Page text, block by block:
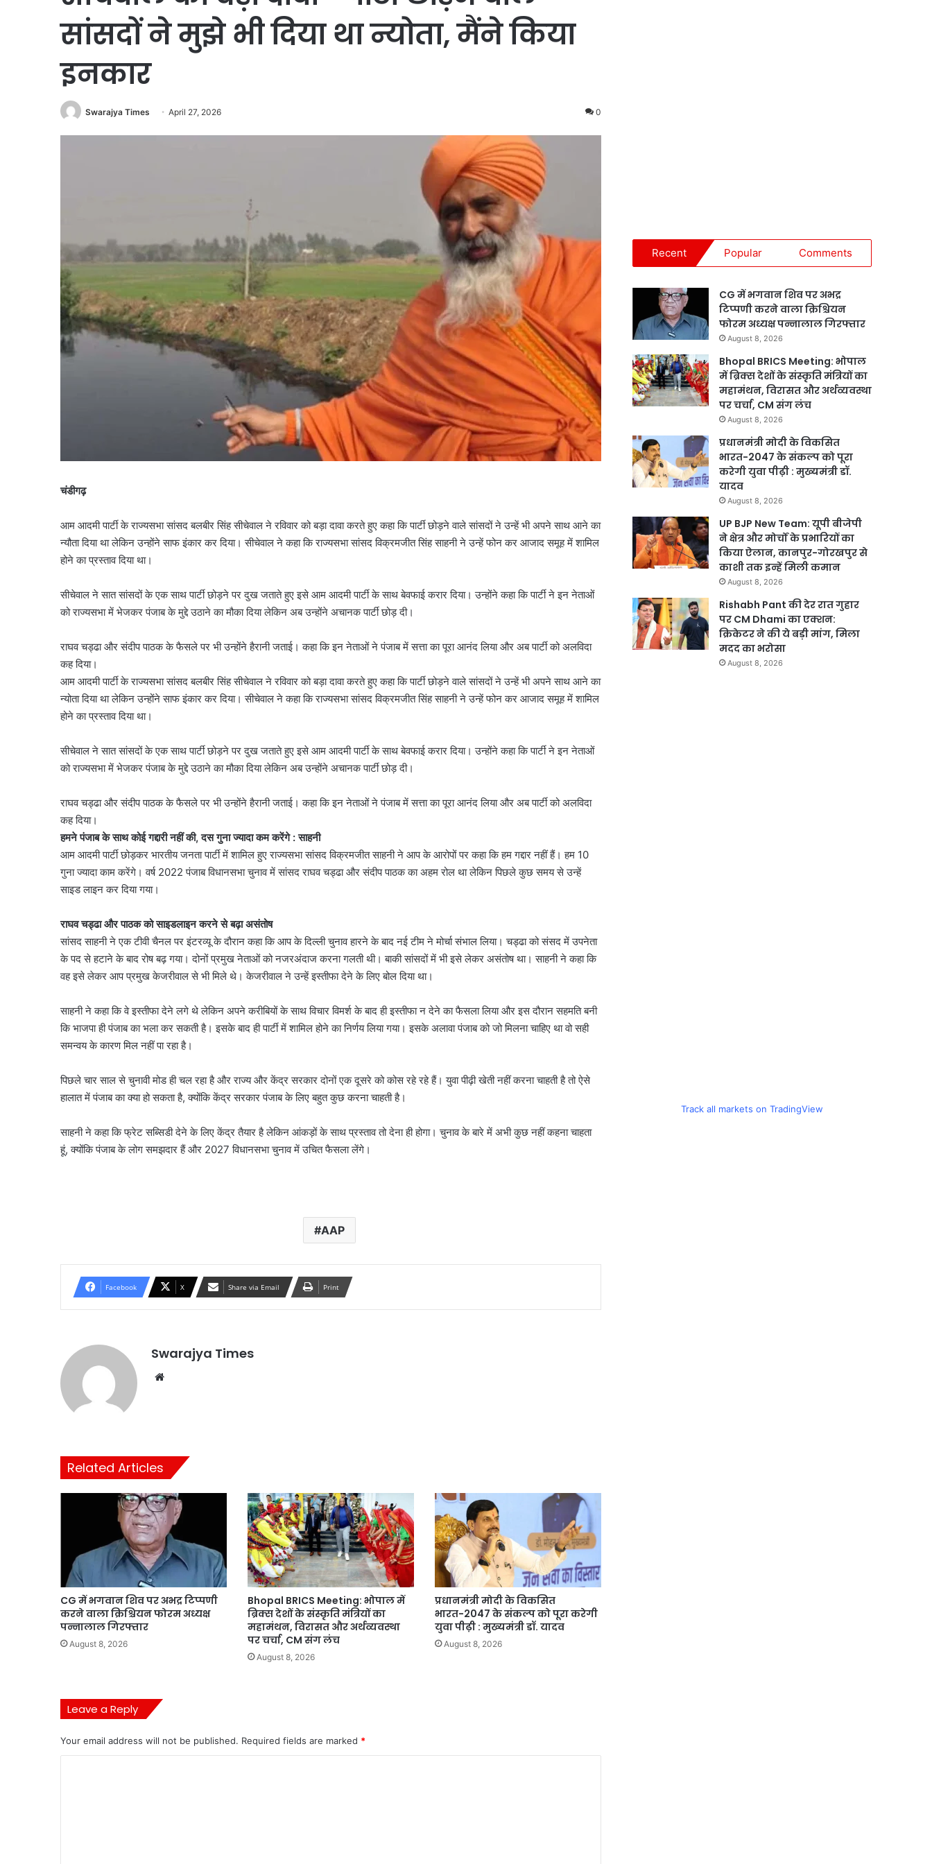
सांसदों ने मुझे भी दिया था न्योता, मैंने किया
इनकार
Swarajya Times April 27, 2026 0
चंडीगढ़
आम आदमी पार्टी के राज्यसभा सांसद बलबीर सिंह सीचेवाल ने रविवार को बड़ा दावा करते हुए कहा कि पार्टी छोड़ने वाले सांसदों ने उन्हें भी अपने साथ आने का
न्यौता दिया था लेकिन उन्होंने साफ इंकार कर दिया। सीचेवाल ने कहा कि राज्यसभा सांसद विक्रमजीत सिंह साहनी ने उन्हें फोन कर आजाद समूह में शामिल
होने का प्रस्ताव दिया था।
सीचेवाल ने सात सांसदों के एक साथ पार्टी छोड़ने पर दुख जताते हुए इसे आम आदमी पार्टी के साथ बेवफाई करार दिया। उन्होंने कहा कि पार्टी ने इन नेताओं
को राज्यसभा में भेजकर पंजाब के मुद्दे उठाने का मौका दिया लेकिन अब उन्होंने अचानक पार्टी छोड़ दी।
राघव चड्ढा और संदीप पाठक के फैसले पर भी उन्होंने हैरानी जताई। कहा कि इन नेताओं ने पंजाब में सत्ता का पूरा आनंद लिया और अब पार्टी को अलविदा
कह दिया।
आम आदमी पार्टी के राज्यसभा सांसद बलबीर सिंह सीचेवाल ने रविवार को बड़ा दावा करते हुए कहा कि पार्टी छोड़ने वाले सांसदों ने उन्हें भी अपने साथ आने का
न्योता दिया था लेकिन उन्होंने साफ इंकार कर दिया। सीचेवाल ने कहा कि राज्यसभा सांसद विक्रमजीत सिंह साहनी ने उन्हें फोन कर आजाद समूह में शामिल
होने का प्रस्ताव दिया था।
सीचेवाल ने सात सांसदों के एक साथ पार्टी छोड़ने पर दुख जताते हुए इसे आम आदमी पार्टी के साथ बेवफाई करार दिया। उन्होंने कहा कि पार्टी ने इन नेताओं
को राज्यसभा में भेजकर पंजाब के मुद्दे उठाने का मौका दिया लेकिन अब उन्होंने अचानक पार्टी छोड़ दी।
राघव चड्ढा और संदीप पाठक के फैसले पर भी उन्होंने हैरानी जताई। कहा कि इन नेताओं ने पंजाब में सत्ता का पूरा आनंद लिया और अब पार्टी को अलविदा
कह दिया।
हमने पंजाब के साथ कोई गद्दारी नहीं की, दस गुना ज्यादा कम करेंगे : साहनी
आम आदमी पार्टी छोड़कर भारतीय जनता पार्टी में शामिल हुए राज्यसभा सांसद विक्रमजीत साहनी ने आप के आरोपों पर कहा कि हम गद्दार नहीं हैं। हम 10
गुना ज्यादा काम करेंगे। वर्ष 2022 पंजाब विधानसभा चुनाव में सांसद राघव चड्ढा और संदीप पाठक का अहम रोल था लेकिन पिछले कुछ समय से उन्हें
साइड लाइन कर दिया गया।
राघव चड्ढा और पाठक को साइडलाइन करने से बढ़ा असंतोष
सांसद साहनी ने एक टीवी चैनल पर इंटरव्यू के दौरान कहा कि आप के दिल्ली चुनाव हारने के बाद नई टीम ने मोर्चा संभाल लिया। चड्ढा को संसद में उपनेता
के पद से हटाने के बाद रोष बढ़ गया। दोनों प्रमुख नेताओं को नजरअंदाज करना गलती थी। बाकी सांसदों में भी इसे लेकर असंतोष था। साहनी ने कहा कि
वह इसे लेकर आप प्रमुख केजरीवाल से भी मिले थे। केजरीवाल ने उन्हें इस्तीफा देने के लिए बोल दिया था।
साहनी ने कहा कि वे इस्तीफा देने लगे थे लेकिन अपने करीबियों के साथ विचार विमर्श के बाद ही इस्तीफा न देने का फैसला लिया और इस दौरान सहमति बनी
कि भाजपा ही पंजाब का भला कर सकती है। इसके बाद ही पार्टी में शामिल होने का निर्णय लिया गया। इसके अलावा पंजाब को जो मिलना चाहिए था वो सही
समन्वय के कारण मिल नहीं पा रहा है।
पिछले चार साल से चुनावी मोड ही चल रहा है और राज्य और केंद्र सरकार दोनों एक दूसरे को कोस रहे रहे हैं। युवा पीढ़ी खेती नहीं करना चाहती है तो ऐसे
हालात में पंजाब का क्या हो सकता है, क्योंकि केंद्र सरकार पंजाब के लिए बहुत कुछ करना चाहती है।
साहनी ने कहा कि फ्रेट सब्सिडी देने के लिए केंद्र तैयार है लेकिन आंकड़ों के साथ प्रस्ताव तो देना ही होगा। चुनाव के बारे में अभी कुछ नहीं कहना चाहता
हूं, क्योंकि पंजाब के लोग समझदार हैं और 2027 विधानसभा चुनाव में उचित फैसला लेंगे।
AAP
Facebook X Share via Email Print
Swarajya Times
Related Articles
CG में भगवान शिव पर अभद्र टिप्पणी
करने वाला क्रिश्चियन फोरम अध्यक्ष
पन्नालाल गिरफ्तार
August 8, 2026
Bhopal BRICS Meeting: भोपाल में
ब्रिक्स देशों के संस्कृति मंत्रियों का
महामंथन, विरासत और अर्थव्यवस्था
पर चर्चा, CM संग लंच
August 8, 2026
प्रधानमंत्री मोदी के विकसित
भारत-2047 के संकल्प को पूरा करेगी
युवा पीढ़ी : मुख्यमंत्री डॉ. यादव
August 8, 2026
Leave a Reply
Your email address will not be published. Required fields are marked *
Recent Popular Comments
CG में भगवान शिव पर अभद्र
टिप्पणी करने वाला क्रिश्चियन
फोरम अध्यक्ष पन्नालाल गिरफ्तार
August 8, 2026
Bhopal BRICS Meeting: भोपाल
में ब्रिक्स देशों के संस्कृति मंत्रियों का
महामंथन, विरासत और अर्थव्यवस्था
पर चर्चा, CM संग लंच
August 8, 2026
प्रधानमंत्री मोदी के विकसित
भारत-2047 के संकल्प को पूरा
करेगी युवा पीढ़ी : मुख्यमंत्री डॉ.
यादव
August 8, 2026
UP BJP New Team: यूपी बीजेपी
ने क्षेत्र और मोर्चों के प्रभारियों का
किया ऐलान, कानपुर-गोरखपुर से
काशी तक इन्हें मिली कमान
August 8, 2026
Rishabh Pant की देर रात गुहार
पर CM Dhami का एक्शन:
क्रिकेटर ने की ये बड़ी मांग, मिला
मदद का भरोसा
August 8, 2026
Track all markets on TradingView